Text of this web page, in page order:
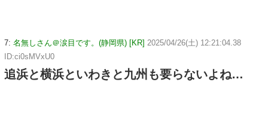
7: 名無しさん＠涙目です。(静岡県) [KR] 2025/04/26(土) 12:21:04.38
ID:ci0sMVxU0
追浜と横浜といわきと九州も要らないよね…